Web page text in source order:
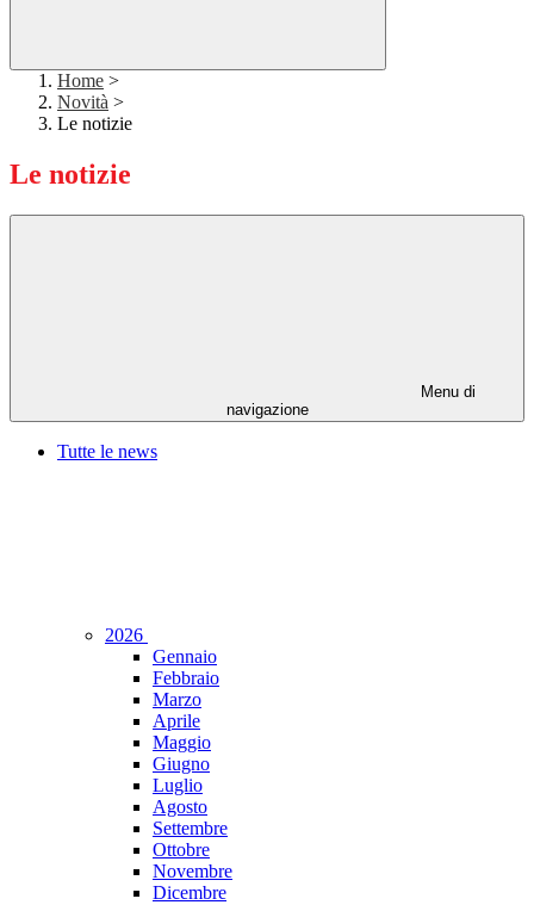
Home >
Novità >
Le notizie
Le notizie
Menu di
navigazione
Tutte le news
2026
Gennaio
Febbraio
Marzo
Aprile
Maggio
Giugno
Luglio
Agosto
Settembre
Ottobre
Novembre
Dicembre